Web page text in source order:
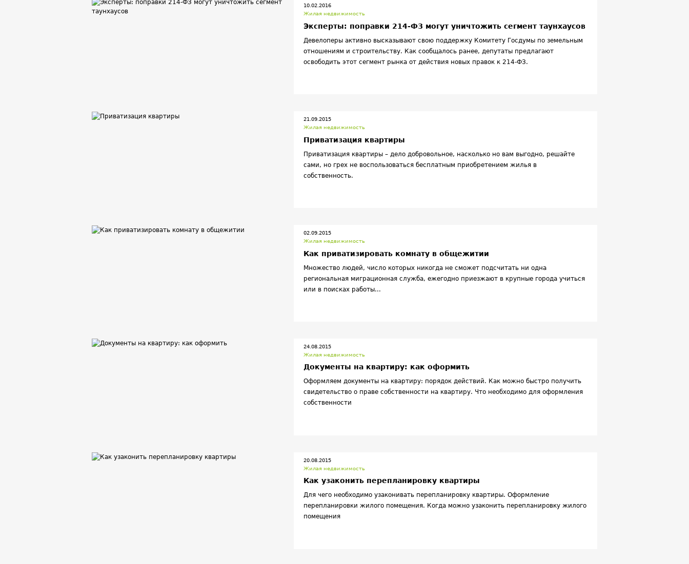
10.02.2016
Жилая недвижимость
Эксперты: поправки 214-ФЗ могут уничтожить сегмент таунхаусов
Девелоперы активно высказывают свою поддержку Комитету Госдумы по земельным
отношениям и строительству. Как сообщалось ранее, депутаты предлагают
освободить этот сегмент рынка от действия новых правок к 214-ФЗ.
21.09.2015
Жилая недвижимость
Приватизация квартиры
Приватизация квартиры – дело добровольное, насколько но вам выгодно, решайте
сами, но грех не воспользоваться бесплатным приобретением жилья в
собственность.
02.09.2015
Жилая недвижимость
Как приватизировать комнату в общежитии
Множество людей, число которых никогда не сможет подсчитать ни одна
региональная миграционная служба, ежегодно приезжают в крупные города учиться
или в поисках работы...
24.08.2015
Жилая недвижимость
Документы на квартиру: как оформить
Оформляем документы на квартиру: порядок действий. Как можно быстро получить
свидетельство о праве собственности на квартиру. Что необходимо для оформления
собственности
20.08.2015
Жилая недвижимость
Как узаконить перепланировку квартиры
Для чего необходимо узаконивать перепланировку квартиры. Оформление
перепланировки жилого помещения. Когда можно узаконить перепланировку жилого
помещения